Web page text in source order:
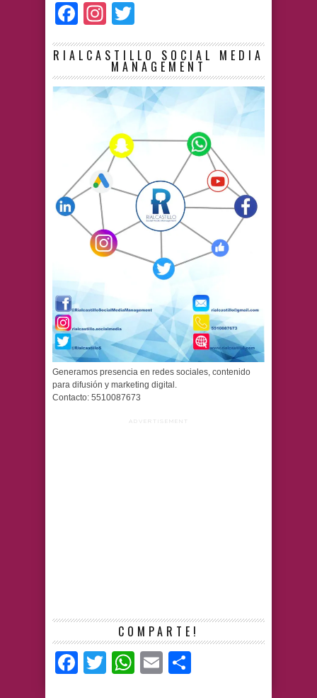
Facebook
Instagram
RIALCASTILLO SOCIAL MEDIA
MANAGEMENT
Generamos presencia en redes sociales, contenido
para difusión y marketing digital.
Contacto: 5510087673
ADVERTISEMENT
COMPARTE!
Facebook
TwitterWhatsApp
Email